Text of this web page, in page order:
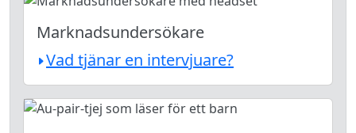
Marknadsundersökare
Vad tjänar en intervjuare?